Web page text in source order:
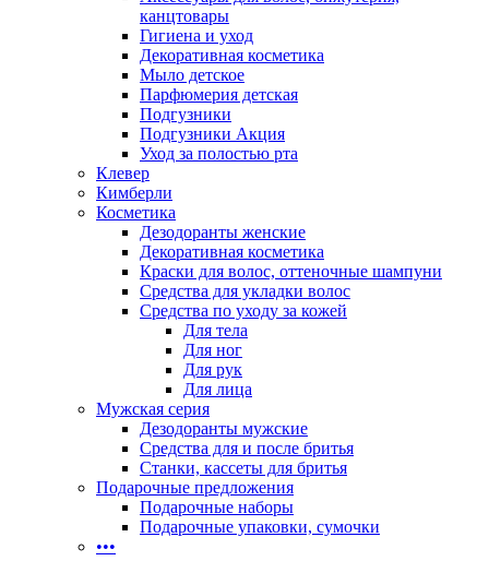
канцтовары
Гигиена и уход
Декоративная косметика
Мыло детское
Парфюмерия детская
Подгузники
Подгузники Акция
Уход за полостью рта
Клевер
Кимберли
Косметика
Дезодоранты женские
Декоративная косметика
Краски для волос, оттеночные шампуни
Средства для укладки волос
Средства по уходу за кожей
Для тела
Для ног
Для рук
Для лица
Мужская серия
Дезодоранты мужские
Средства для и после бритья
Станки, кассеты для бритья
Подарочные предложения
Подарочные наборы
Подарочные упаковки, сумочки
•••